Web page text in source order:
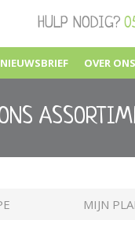
HULP NODIG?
NIEUWSBRIEF OVER ONS
MIJN